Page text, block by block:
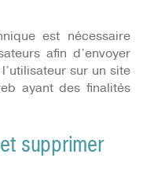
est nécessaire
afin d’envoyer
sur un site
ayant des finalités
supprimer